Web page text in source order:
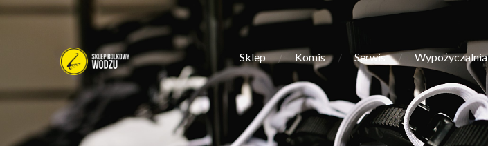
Sklep Komis Serwis Wypożyczalnia